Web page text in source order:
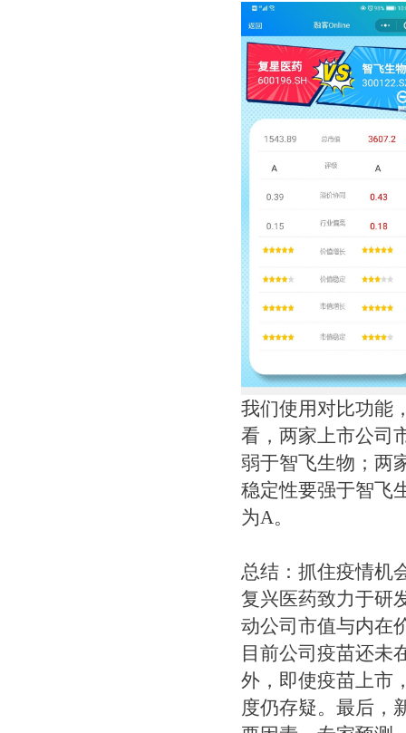
我们使用对比功能
看，两家上市公司
弱于智飞生物；两
稳定性要强于智飞
为A。
总结：抓住疫情机
复兴医药致力于研
动公司市值与内在
目前公司疫苗还未
外，即使疫苗上市
度仍存疑。最后，